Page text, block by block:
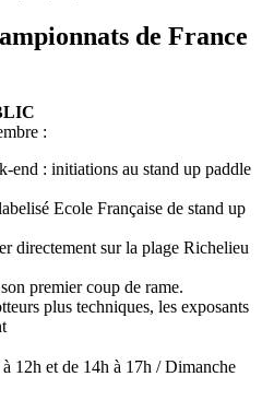
de France
:
end : initiations au stand up paddle
Ecole Française de stand up
directement sur la plage Richelieu
premier coup de rame.
plus techniques, les exposants
12h et de 14h à 17h / Dimanche